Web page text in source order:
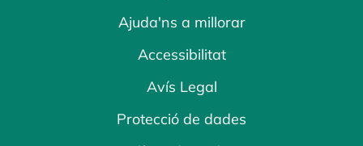
Ajuda'ns a millorar
Accessibilitat
Avís Legal
Protecció de dades